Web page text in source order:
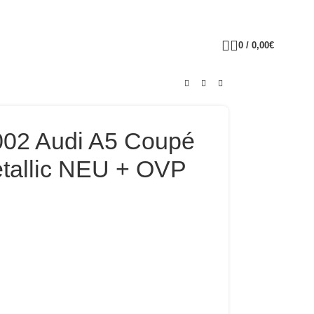
0 / 0,00€
Audi A5 Coupé
NEU + OVP